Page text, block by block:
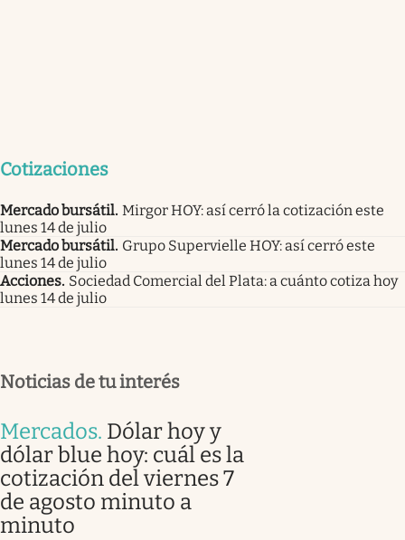
Cotizaciones
Mercado bursátil. Mirgor HOY: así cerró la cotización este
lunes 14 de julio
Mercado bursátil. Grupo Supervielle HOY: así cerró este
lunes 14 de julio
Acciones. Sociedad Comercial del Plata: a cuánto cotiza hoy
lunes 14 de julio
Noticias de tu interés
Mercados. Dólar hoy y
dólar blue hoy: cuál es la
cotización del viernes 7
de agosto minuto a
minuto